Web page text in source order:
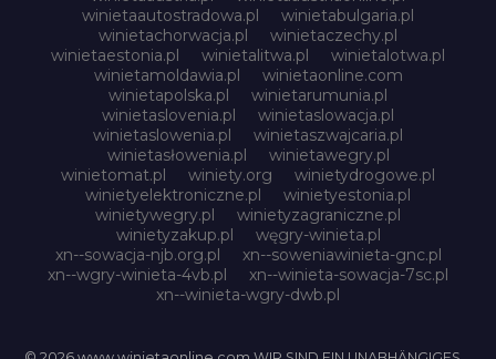
winietaautostradowa.pl
winietabulgaria.pl
winietachorwacja.pl
winietaczechy.pl
winietaestonia.pl
winietalitwa.pl
winietalotwa.pl
winietamoldawia.pl
winietaonline.com
winietapolska.pl
winietarumunia.pl
winietaslovenia.pl
winietaslowacja.pl
winietaslowenia.pl
winietaszwajcaria.pl
winietasłowenia.pl
winietawegry.pl
winietomat.pl
winiety.org
winietydrogowe.pl
winietyelektroniczne.pl
winietyestonia.pl
winietywegry.pl
winietyzagraniczne.pl
winietyzakup.pl
węgry-winieta.pl
xn--sowacja-njb.org.pl
xn--soweniawinieta-gnc.pl
xn--wgry-winieta-4vb.pl
xn--winieta-sowacja-7sc.pl
xn--winieta-wgry-dwb.pl